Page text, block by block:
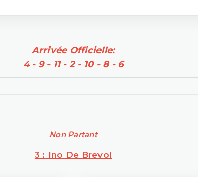
Arrivée Officielle:
4 - 9 - 11 - 2 - 10 - 8 - 6
Non Partant
3 : Ino De Brevol